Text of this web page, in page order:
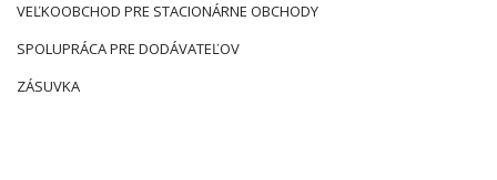
VEĽKOOBCHOD PRE STACIONÁRNE OBCHODY
SPOLUPRÁCA PRE DODÁVATEĽOV
ZÁSUVKA